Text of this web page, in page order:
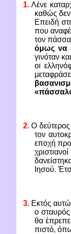
1. Λένε
καθώς δεν
Επειδή
που
τον
όμως να
γινόταν
οι
2. Ο
τον
εποχή
Ιησού.
3. Εκτός
ο
θα έπρεπε
πιστό,